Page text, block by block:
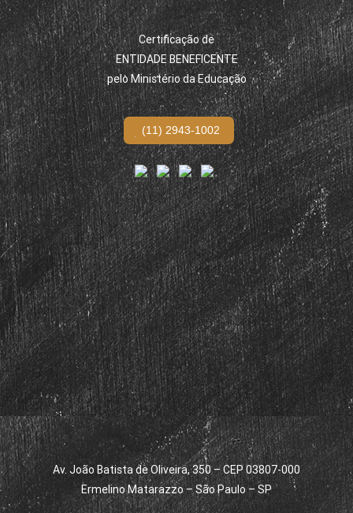
Certificação de
ENTIDADE BENEFICENTE
pelo Ministério da Educação
(11) 2943-1002
Av. João Batista de Oliveira, 350 – CEP 03807-000
Ermelino Matarazzo – São Paulo – SP